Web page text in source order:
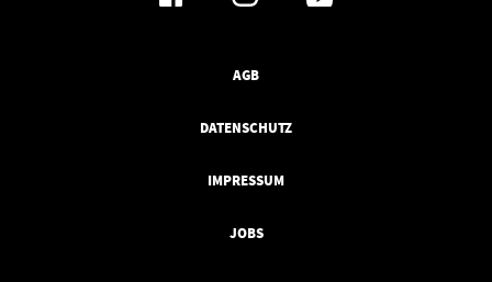
AGB
DATENSCHUTZ
IMPRESSUM
JOBS